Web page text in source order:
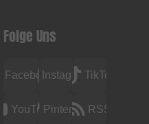
Folge Uns
FacebookInstagramTikTok
YouTubePinterest RSS